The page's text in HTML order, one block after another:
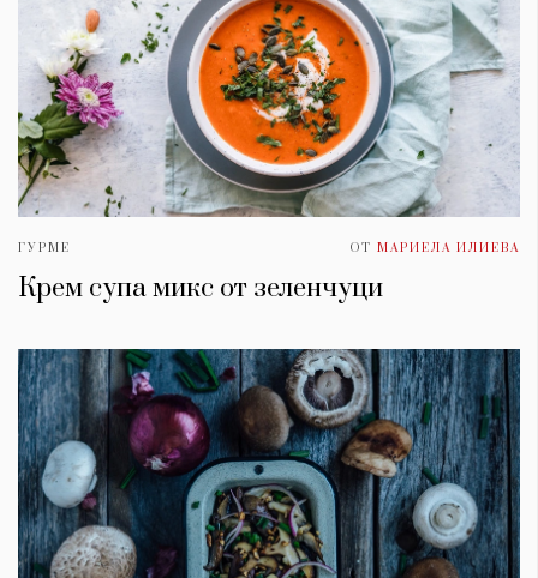
ГУРМЕ ОТ МАРИЕЛА ИЛИЕВА
Крем супа микс от зеленчуци